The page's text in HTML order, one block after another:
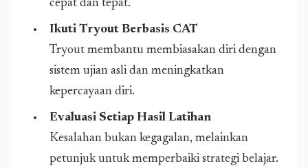
cepat dan tepat.
Ikuti Tryout Berbasis CAT
Tryout membantu membiasakan diri dengan
sistem ujian asli dan meningkatkan
kepercayaan diri.
Evaluasi Setiap Hasil Latihan
Kesalahan bukan kegagalan, melainkan
petunjuk untuk memperbaiki strategi belajar.